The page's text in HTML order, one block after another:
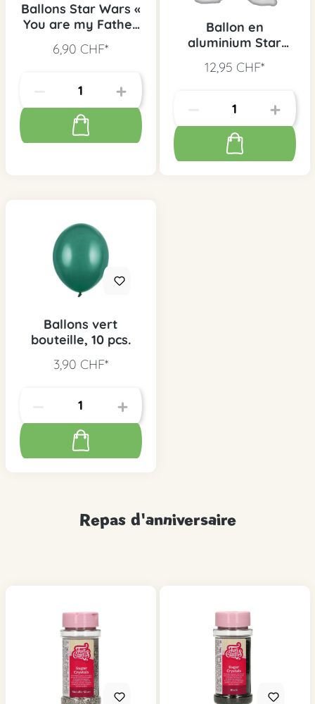
Ballons Star Wars «
You are my Father
6,90 CHF*
Ballon en
aluminium Star
12,95 CHF*
Ballons vert
bouteille, 10 pcs.
3,90 CHF*
Repas d'anniversaire